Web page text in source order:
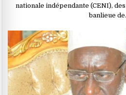
nationale indépendante (CENI),
banlieue